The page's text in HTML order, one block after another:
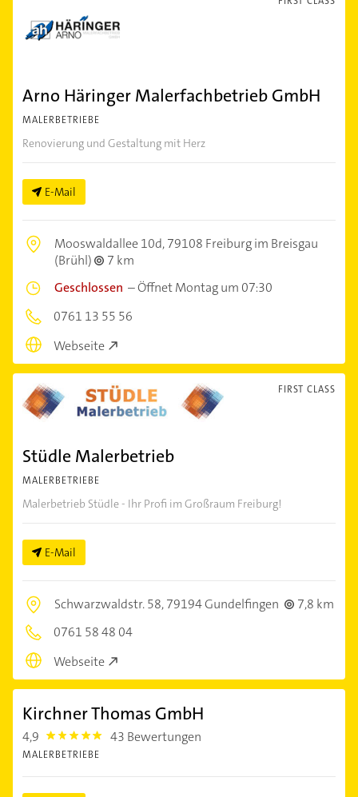
Arno Häringer Malerfachbetrieb GmbH
MALERBETRIEBE
Renovierung und Gestaltung mit Herz
E-Mail
Mooswaldallee 10d,79108 Freiburg im Breisgau
(Brühl)
7 km
Geschlossen –Öffnet Montag um 07:30
0761 13 55 56
Webseite
FIRST CLASS
Stüdle Malerbetrieb
MALERBETRIEBE
Malerbetrieb Stüdle - Ihr Profi im Großraum Freiburg!
E-Mail
Schwarzwaldstr. 58,79194 Gundelfingen
7,8 km
0761 58 48 04
Webseite
Kirchner Thomas GmbH
4,9 4.9 43 Bewertungen
MALERBETRIEBE